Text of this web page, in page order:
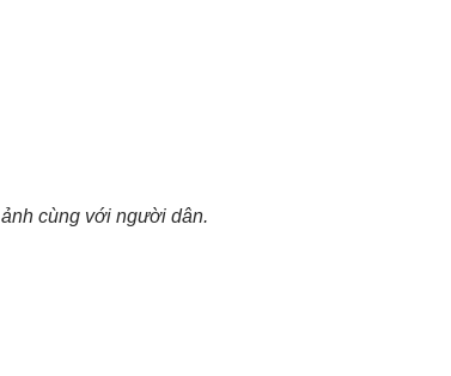
cùng với người dân.